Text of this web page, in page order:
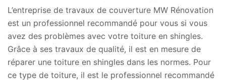
L’entreprise de travaux de couverture MW Rénovation
est un professionnel recommandé pour vous si vous
avez des problèmes avec votre toiture en shingles.
Grâce à ses travaux de qualité, il est en mesure de
réparer une toiture en shingles dans les normes. Pour
ce type de toiture, il est le professionnel recommandé